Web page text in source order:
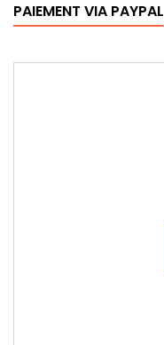
PAIEMENT VIA PAYPAL